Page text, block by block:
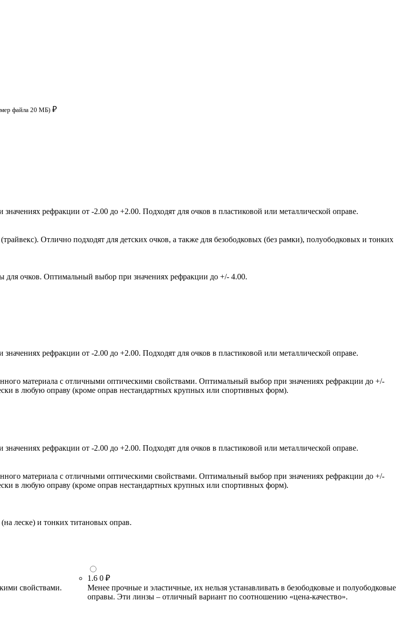
файла 20 МБ) ₽
рефракции от -2.00 до +2.00. Подходят для очков в пластиковой или металлической оправе.
Отлично подходят для детских очков, а также для безободковых (без рамки), полуободковых и тонких
очков. Оптимальный выбор при значениях рефракции до +/- 4.00.
рефракции от -2.00 до +2.00. Подходят для очков в пластиковой или металлической оправе.
материала с отличными оптическими свойствами. Оптимальный выбор при значениях рефракции до +/-
в любую оправу (кроме оправ нестандартных крупных или спортивных форм).
рефракции от -2.00 до +2.00. Подходят для очков в пластиковой или металлической оправе.
материала с отличными оптическими свойствами. Оптимальный выбор при значениях рефракции до +/-
в любую оправу (кроме оправ нестандартных крупных или спортивных форм).
леске) и тонких титановых оправ.
свойствами.
1.6 0 ₽
Менее прочные и эластичные, их нельзя устанавливать в безободковые и полуободковые
оправы. Эти линзы – отличный вариант по соотношению «цена-качество».